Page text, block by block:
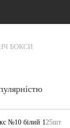
БОКСИ